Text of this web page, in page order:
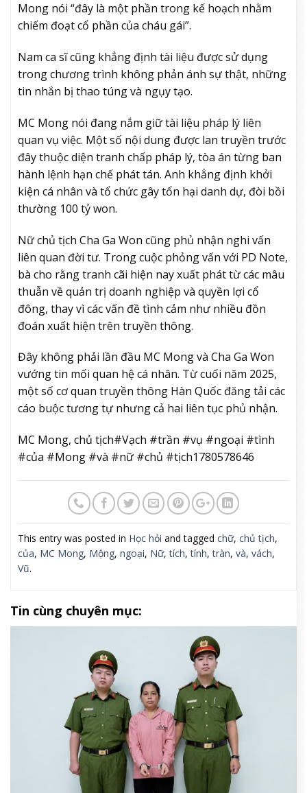
Mong nói “đây là một phần trong kế hoạch nhằm
chiếm đoạt cổ phần của cháu gái”.
Nam ca sĩ cũng khẳng định tài liệu được sử dụng
trong chương trình không phản ánh sự thật, những
tin nhắn bị thao túng và ngụy tạo.
MC Mong nói đang nắm giữ tài liệu pháp lý liên
quan vụ việc. Một số nội dung được lan truyền trước
đây thuộc diện tranh chấp pháp lý, tòa án từng ban
hành lệnh hạn chế phát tán. Anh khẳng định khởi
kiện cá nhân và tổ chức gây tổn hại danh dự, đòi bồi
thường 100 tỷ won.
Nữ chủ tịch Cha Ga Won cũng phủ nhận nghi vấn
liên quan đời tư. Trong cuộc phỏng vấn với PD Note,
bà cho rằng tranh cãi hiện nay xuất phát từ các mâu
thuẫn về quản trị doanh nghiệp và quyền lợi cổ
đông, thay vì các vấn đề tình cảm như nhiều đồn
đoán xuất hiện trên truyền thông.
Đây không phải lần đầu MC Mong và Cha Ga Won
vướng tin mối quan hệ cá nhân. Từ cuối năm 2025,
một số cơ quan truyền thông Hàn Quốc đăng tải các
cáo buộc tương tự nhưng cả hai liên tục phủ nhận.
MC Mong, chủ tịch#Vạch #trần #vụ #ngoại #tình
#của #Mong #và #nữ #chủ #tịch1780578646
This entry was posted in Học hỏi and tagged chữ, chủ tịch,
của, MC Mong, Mộng, ngoại, Nữ,tích,tính,tràn, và, vách,
Vũ.
Tin cùng chuyên mục: